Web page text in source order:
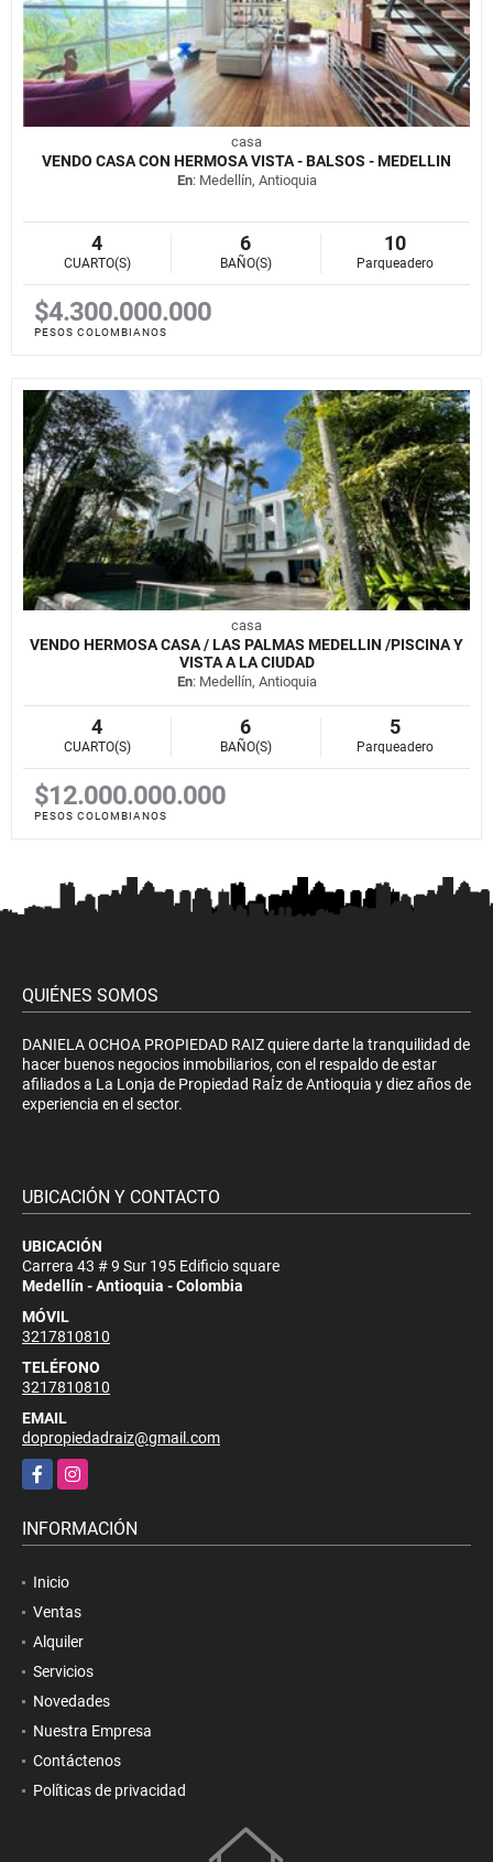
casa
VENDO CASA CON HERMOSA VISTA - BALSOS - MEDELLIN
En: Medellín, Antioquia
4
CUARTO(S)
6
BAÑO(S)
10
Parqueadero
$4.300.000.000
PESOS COLOMBIANOS
casa
VENDO HERMOSA CASA / LAS PALMAS MEDELLIN /PISCINA Y
VISTA A LA CIUDAD
En: Medellín, Antioquia
4
CUARTO(S)
6
BAÑO(S)
5
Parqueadero
$12.000.000.000
PESOS COLOMBIANOS
QUIÉNES SOMOS
DANIELA OCHOA PROPIEDAD RAIZ quiere darte la tranquilidad de
hacer buenos negocios inmobiliarios, con el respaldo de estar
afiliados a La Lonja de Propiedad RaÍz de Antioquia y diez años de
experiencia en el sector.
UBICACIÓN Y CONTACTO
UBICACIÓN
Carrera 43 # 9 Sur 195 Edificio square
Medellín - Antioquia - Colombia
MÓVIL
3217810810
TELÉFONO
3217810810
EMAIL
dopropiedadraiz@gmail.com
FacebookInstagram
INFORMACIÓN
Inicio
Ventas
Alquiler
Servicios
Novedades
Nuestra Empresa
Contáctenos
Políticas de privacidad